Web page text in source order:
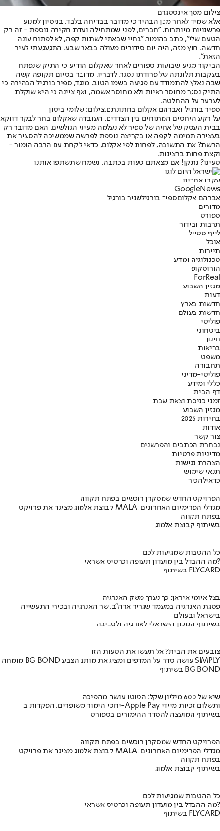
צילום מסך אינסטגרם
אלא שמיד לאחר מכן הבהיר כי מדובר בבדיחה בלבד, בניסיון למנוע
פרשנויות מיותרות. "חברים, לפני שמתחילה ועדת חקירה נוספת - זה רק
הטעם שלי", כתב בהומור. "בחיי שבאתי לשתות קפה, לא לפתוח עונה
חדשה. חוץ מזה, היה יום סידורים מעולה בבאר שבע. התגעגעתי לעיר
הזאת".
הביקור מגיע שבועות ספורים לאחר שאקלום הודיע כי התיק שנפתח
בעקבות תלונתה של פרודתו נסגר. לדבריו, מדובר בסיום תקופה קשה
שבה נאלץ להתמודד עם פגיעה בשמו הטוב. מנגד, ספיר בורגיל הבהירה כי
התיק נסגר מחוסר ראיות ולא מחוסר אשמה, ואף ציינה כי היא שוקלת
לערער על ההחלטה.
ספיר בורגיל ואברהם אקלום בחתונתם,צילום: שלומי ביטון
על רקע היחסים המתוחים בין הצדדים, העובדה שאקלום בחר לבקר דווקא
בבית העסק של אחיה של ספיר לא נעלמה מעיני הגולשים. האם מדובר רק
בעצירה תמימה לקפה או בקריצה נוספת לפרשה שממשיכה להסעיר את
הרשת? את התשובה, לפחות לפי אקלום, כדאי לקחת עם הרבה הומור -
וקצת פחות ברצינות.
טעינו? נתקן! אם מצאתם טעות בכתבה, נשמח שתשתפו אותנו
עקבו אחרינו
Googl eNews
אברהם אקלוםספיר בורגילשניר בורגיל
מדורים
ספורט
תרבות ובידור
לייף סטייל
אוכל
תיירות
טכנולוגיה ומדע
הורוסקופ
ForReal
מגזין השבוע
דעות
חדשות בארץ
חדשות בעולם
פוליטי
ביטחוני
חינוך
בריאות
משפט
תחבורה
פוליטי-מדיני
כללי ומידע
דף הבית
זמני כניסת וצאת שבת
מגזין השבוע
בחירות 2026
אודות
צור קשר
נבחרת הכתבים והפרשנים
מדיניות פרטיות
הצהרת נגישות
תנאי שימוש
כדאילהכיר
הפרויקט החדש שמסקרן רוכשים בפתח תקווה
קבוצת אלמוג מציגה את פרויקט MALA: מגדלי הפרימיום האחרונים
בפתח תקווה
בשיתוף קבוצת אלמוג
כל ההטבות שמגיעות לכם
מה ההבדל בין מועדון תעופה וכרטיס אשראי?
בשיתוף FLYCARD
בצל איומי איראן: כך נערך משק האנרגיה
פסגת האנרגיה במעמד שגריר ארה"ב, שר האנרגיה ובכירי התעשייה
בישראל ובעולם
בשיתוף המכון הישראלי לאנרגיה ולסביבה
צובעים את הבית? אל תעשו את הטעות הזו
מומחה BG BOND עושה סדר על המדפים ומציג את מותג הצבע SIMPLY
בשיתוף BG BOND
שיא של 600 מיליון שקל: הטוטו עושה מהפיכה
יחסי הימור משופרים, הפקדות ב-Apple Pay ותשלום זכיות מיידי
בשיתוף המועצה להסדר ההימורים בספורט
הפרויקט החדש שמסקרן רוכשים בפתח תקווה
קבוצת אלמוג מציגה את פרויקט MALA: מגדלי הפרימיום האחרונים
בפתח תקווה
בשיתוף קבוצת אלמוג
כל ההטבות שמגיעות לכם
מה ההבדל בין מועדון תעופה וכרטיס אשראי?
בשיתוף FLYCARD